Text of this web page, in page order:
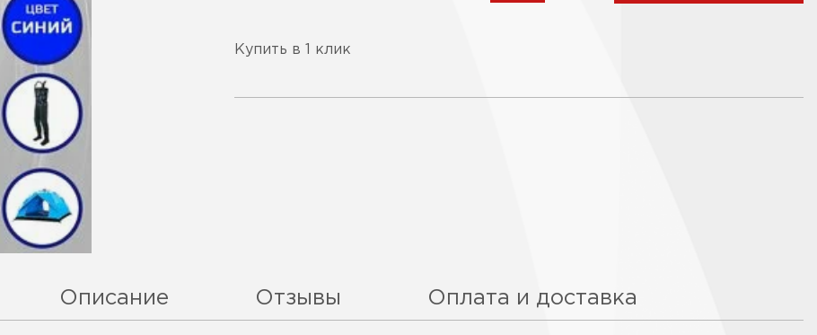
Купить в 1 клик
Описание Отзывы Оплата и доставка